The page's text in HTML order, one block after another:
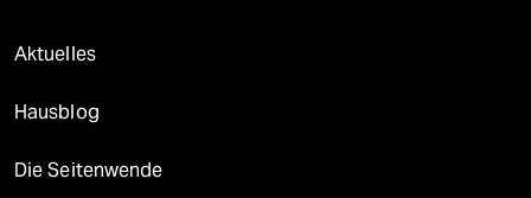
Aktuelles
Hausblog
Die Seitenwende